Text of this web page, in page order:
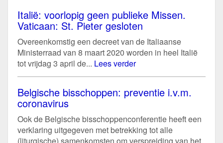
Italië: voorlopig geen publieke Missen.
Vaticaan: St. Pieter gesloten
Overeenkomstig een decreet van de Italiaanse
Ministerraad van 8 maart 2020 worden in heel Italië
tot vrijdag 3 april de... Lees verder
Belgische bisschoppen: preventie i.v.m.
coronavirus
Ook de Belgische bisschoppenconferentie heeft een
verklaring uitgegeven met betrekking tot alle